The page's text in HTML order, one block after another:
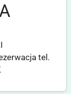
tel.